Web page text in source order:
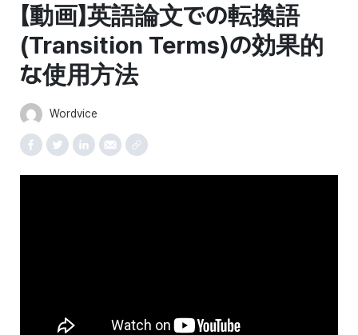
【動画】英語論文での転換語
(Transition Terms)の効果的
な使用方法
Wordvice